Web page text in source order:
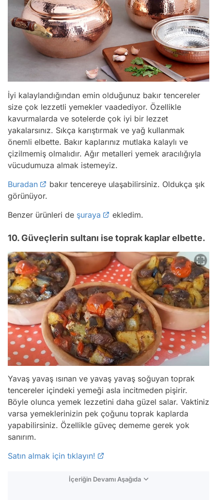
İyi kalaylandığından emin olduğunuz bakır tencereler
size çok lezzetli yemekler vaadediyor. Özellikle
kavurmalarda ve sotelerde çok iyi bir lezzet
yakalarsınız. Sıkça karıştırmak ve yağ kullanmak
önemli elbette. Bakır kaplarınız mutlaka kalaylı ve
çizilmemiş olmalıdır. Ağır metalleri yemek aracılığıyla
vücudumuza almak istemeyiz.
Buradan
bakır tencereye ulaşabilirsiniz. Oldukça şık
görünüyor.
Benzer ürünleri de şuraya ekledim.
10. Güveçlerin sultanı ise toprak kaplar elbette.
Yavaş yavaş ısınan ve yavaş yavaş soğuyan toprak
tencereler içindeki yemeği asla incitmeden pişirir.
Böyle olunca yemek lezzetini daha güzel salar. Vaktiniz
varsa yemeklerinizin pek çoğunu toprak kaplarda
yapabilirsiniz. Özellikle güveç dememe gerek yok
sanırım.
Satın almak için tıklayın!
İçeriğin Devamı Aşağıda